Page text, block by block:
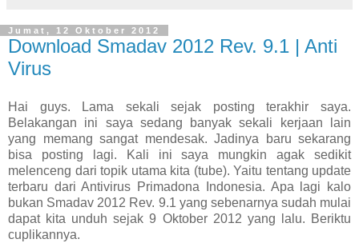
Jumat, 12 Oktober 2012
Download Smadav 2012 Rev. 9.1 | Anti
Virus
Hai guys. Lama sekali sejak posting terakhir saya.
Belakangan ini saya sedang banyak sekali kerjaan lain
yang memang sangat mendesak. Jadinya baru sekarang
bisa posting lagi. Kali ini saya mungkin agak sedikit
melenceng dari topik utama kita (tube). Yaitu tentang update
terbaru dari Antivirus Primadona Indonesia. Apa lagi kalo
bukan Smadav 2012 Rev. 9.1 yang sebenarnya sudah mulai
dapat kita unduh sejak 9 Oktober 2012 yang lalu. Beriktu
cuplikannya.